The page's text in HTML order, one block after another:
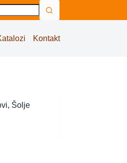
Kontakt
, Šolje